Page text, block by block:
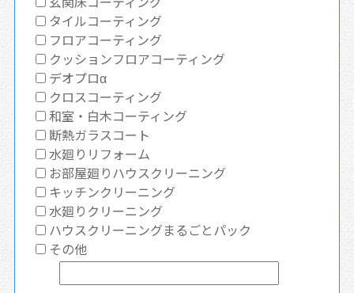
タイルコーティング
フロアコーティング
クッションフロアコーティング
デオプロα
クロスコーティング
和室・白木コーティング
断熱ガラスコート
水廻りリフォーム
お部屋廻りハウスクリーニング
キッチンクリーニング
水廻りクリーニング
ハウスクリーニングまるごとパック
その他